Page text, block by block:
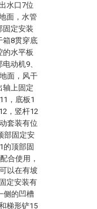
水口7位
面，水管
固定安装
箱8贯穿底
的水平板
动机9、
面，风干
轴上固定
，底板1
，竖杆12
套装有位
部固定安
的顶部固
合使用，
以在有坡
定安装有
侧的凹槽
梯形铲15